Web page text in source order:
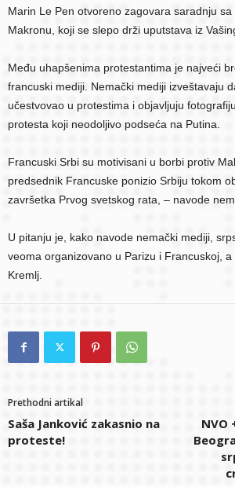
Marin Le Pen otvoreno zagovara saradnju
Makronu, koji se slepo drži uputstava iz
Među uhapšenima protestantima je najveći
francuski mediji. Nemački mediji izveštavaju
učestvovao u protestima i objavljuju
protesta koji neodoljivo podseća na Putina.
Francuski Srbi su motivisani u borbi protiv
predsednik Francuske ponizio Srbiju tokom
završetka Prvog svetskog rata, – navode
U pitanju je, kako navode nemački mediji,
veoma organizovano u Parizu i Francuskoj,
Kremlj.
Prethodni artikal
Saša Janković zakasnio na
proteste!
NVO